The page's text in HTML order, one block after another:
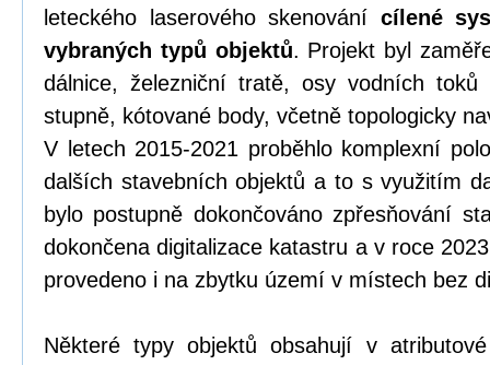
leteckého laserového skenování cílené
vybraných typů objektů. Projekt byl
dálnice, železniční tratě, osy vodních
stupně, kótované body, včetně topologicky
V letech 2015-2021 proběhlo komplexní
dalších stavebních objektů a to s využitím
bylo postupně dokončováno zpřesňování
dokončena digitalizace katastru a v roce
provedeno i na zbytku území v místech bez
Některé typy objektů obsahují v